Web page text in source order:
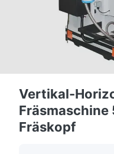
Vertikal-
Fräsmaschine
Fräskopf